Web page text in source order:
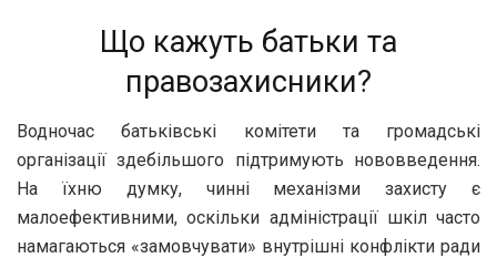
Що кажуть батьки та
правозахисники?
Водночас батьківські комітети та громадські
організації здебільшого підтримують нововведення.
На їхню думку, чинні механізми захисту є
малоефективними, оскільки адміністрації шкіл часто
намагаються «замовчувати» внутрішні конфлікти ради